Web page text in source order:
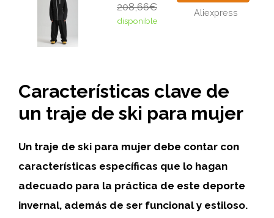
208,66€
disponible
Aliexpress
Características clave de
un traje de ski para mujer
Un traje de ski para mujer debe contar con
características específicas que lo hagan
adecuado para la práctica de este deporte
invernal, además de ser funcional y estiloso.